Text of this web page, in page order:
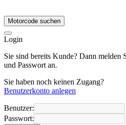
Motorcode suchen
Login
Sie sind bereits Kunde? Dann melden
und Passwort an.
Sie haben noch keinen Zugang?
Benutzerkonto anlegen
Benutzer:
Passwort: